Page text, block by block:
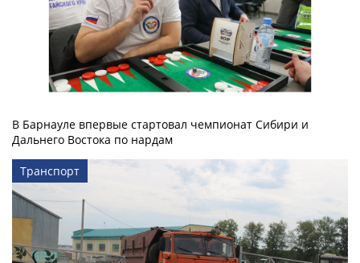
В Барнауле впервые стартовал чемпионат Сибири и
Дальнего Востока по нардам
Транспорт